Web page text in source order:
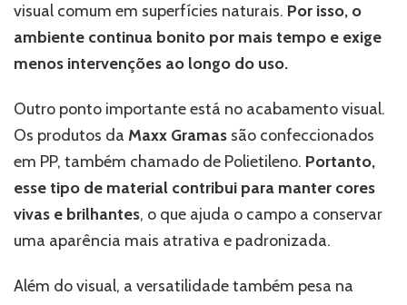
visual comum em superfícies naturais. Por isso, o
ambiente continua bonito por mais tempo e exige
menos intervenções ao longo do uso.
Outro ponto importante está no acabamento visual.
Os produtos da Maxx Gramas são confeccionados
em PP, também chamado de Polietileno. Portanto,
esse tipo de material contribui para manter cores
vivas e brilhantes, o que ajuda o campo a conservar
uma aparência mais atrativa e padronizada.
Além do visual, a versatilidade também pesa na